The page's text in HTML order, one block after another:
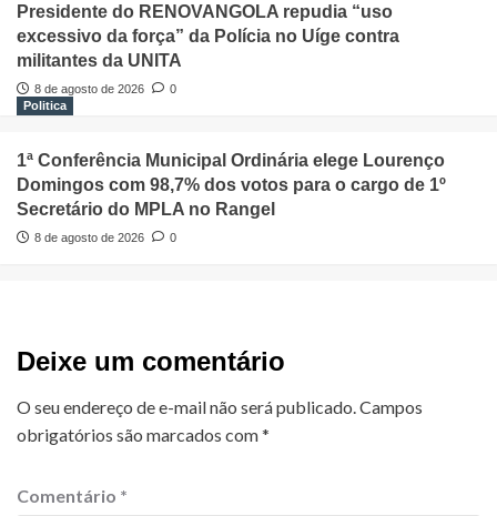
Presidente do RENOVANGOLA repudia “uso
excessivo da força” da Polícia no Uíge contra
militantes da UNITA
8 de agosto de 2026
0
Politica
1ª Conferência Municipal Ordinária elege Lourenço
Domingos com 98,7% dos votos para o cargo de 1º
Secretário do MPLA no Rangel
8 de agosto de 2026 0
Deixe um comentário
O seu endereço de e-mail não será publicado.Campos
obrigatórios são marcados com*
Comentário *